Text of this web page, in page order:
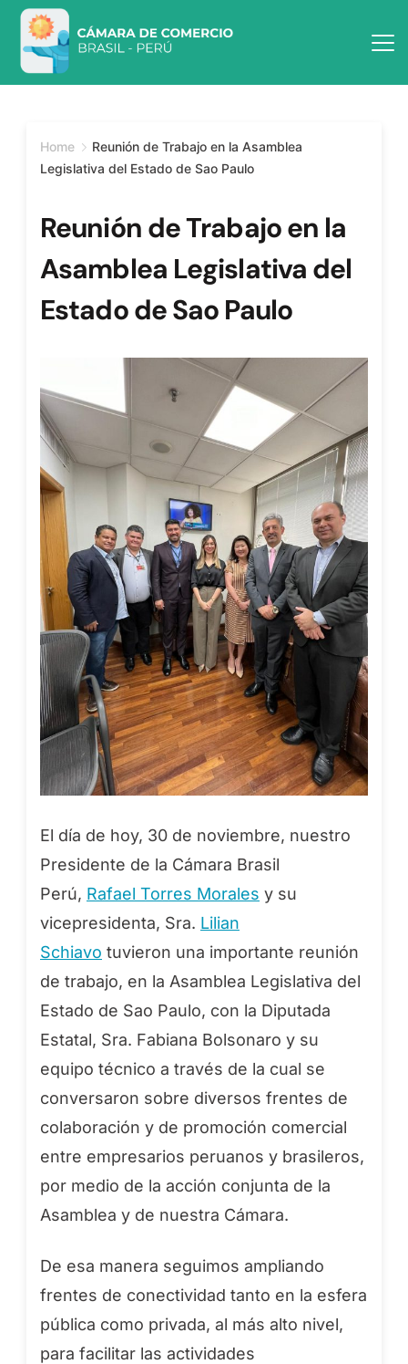
Home
Reunión de Trabajo en la Asamblea
Legislativa del Estado de Sao Paulo
Reunión de Trabajo en la
Asamblea Legislativa del
Estado de Sao Paulo
El día de hoy, 30 de noviembre, nuestro
Presidente de la Cámara Brasil
Perú, Rafael Torres Morales y su
vicepresidenta, Sra. Lilian
Schiavo tuvieron una importante reunión
de trabajo, en la Asamblea Legislativa del
Estado de Sao Paulo, con la Diputada
Estatal, Sra. Fabiana Bolsonaro y su
equipo técnico a través de la cual se
conversaron sobre diversos frentes de
colaboración y de promoción comercial
entre empresarios peruanos y brasileros,
por medio de la acción conjunta de la
Asamblea y de nuestra Cámara.
De esa manera seguimos ampliando
frentes de conectividad tanto en la esfera
pública como privada, al más alto nivel,
para facilitar las actividades